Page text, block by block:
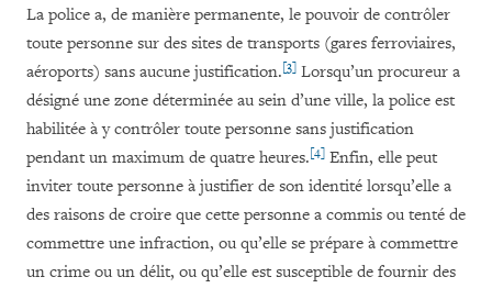
La police a, de manière permanente, le pouvoir de contrôler
toute personne sur des sites de transports (gares ferroviaires,
aéroports) sans aucune justification.[3] Lorsqu’un procureur a
désigné une zone déterminée au sein d’une ville, la police est
habilitée à y contrôler toute personne sans justification
pendant un maximum de quatre heures.[4] Enfin, elle peut
inviter toute personne à justifier de son identité lorsqu’elle a
des raisons de croire que cette personne a commis ou tenté de
commettre une infraction, ou qu’elle se prépare à commettre
un crime ou un délit, ou qu’elle est susceptible de fournir des